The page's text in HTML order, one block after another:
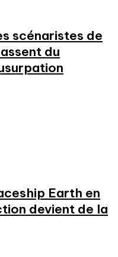
scénaristes de
du
Earth en
devient de la